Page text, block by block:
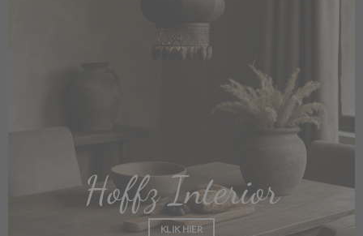
Hoffz Interior
KLIK HIER